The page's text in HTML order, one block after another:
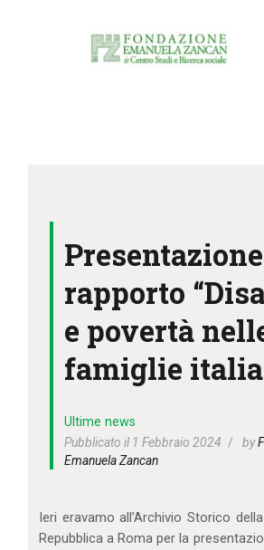
ATTIVITÀ E PROGETTI
RISORSE
NEWS
DONA ORA
CONTATTI
IL MIO ACCOUNT
CARRELLO
rapporto
e povertà
famiglie
Ultime news
Pubblicato il 1 Febbraio 2024
by
Emanuela Zancan
Ieri eravamo all’Archivio Storico
Repubblica a Roma per la